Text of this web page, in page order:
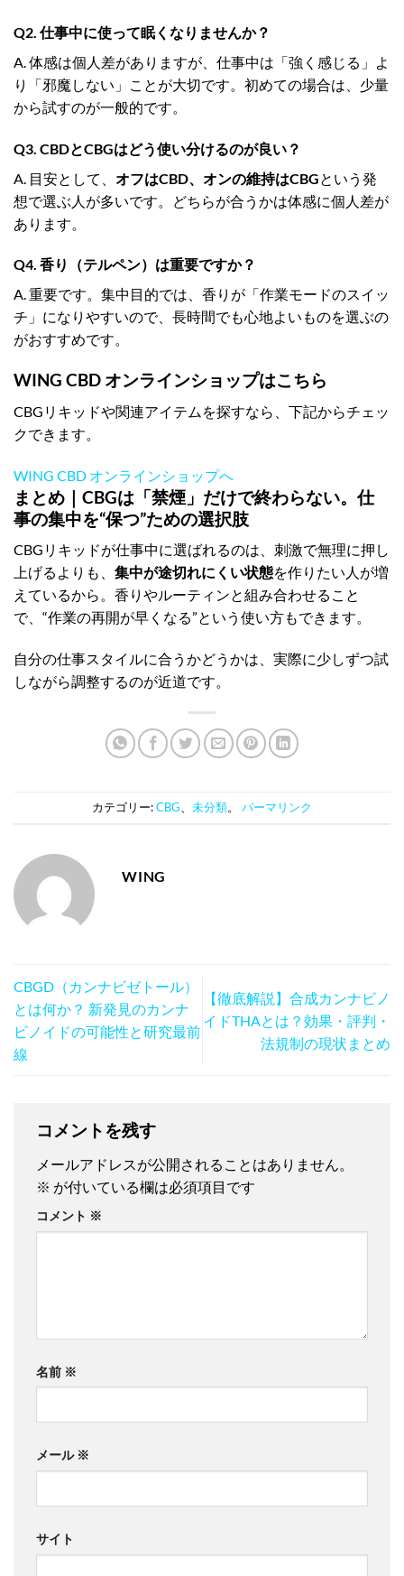
Q2. 仕事中に使って眠くなりませんか？
A. 体感は個人差がありますが、仕事中は「強く感じる」よ
り「邪魔しない」ことが大切です。初めての場合は、少量
から試すのが一般的です。
Q3. CBDとCBGはどう使い分けるのが良い？
A. 目安として、 オフはCBD、オンの維持はCBG という発
想で選ぶ人が多いです。どちらが合うかは体感に個人差が
あります。
Q4. 香り（テルペン）は重要ですか？
A. 重要です。集中目的では、香りが「作業モードのスイッ
チ」になりやすいので、長時間でも心地よいものを選ぶの
がおすすめです。
WING CBD オンラインショップはこちら
CBGリキッドや関連アイテムを探すなら、下記からチェッ
クできます。
WING CBD オンラインショップへ
まとめ｜CBGは「禁煙」だけで終わらない。仕
事の集中を“保つ”ための選択肢
CBGリキッドが仕事中に選ばれるのは、刺激で無理に押し
上げるよりも、 集中が途切れにくい状態を作りたい人が増
えているから。香りやルーティンと組み合わせること
で、“作業の再開が早くなる”という使い方もできます。
自分の仕事スタイルに合うかどうかは、実際に少しずつ試
しながら調整するのが近道です。
カテゴリー:CBG、 未分類。 パーマリンク
WING
CBGD（カンナビゼトール）
とは何か？ 新発見のカンナ
ビノイドの可能性と研究最前
線
【徹底解説】合成カンナビノ
イドTHAとは？効果・評判・
法規制の現状まとめ
コメントを残す
メールアドレスが公開されることはありません。
※ が付いている欄は必須項目です
コメント ※
名前 ※
メール ※
サイト